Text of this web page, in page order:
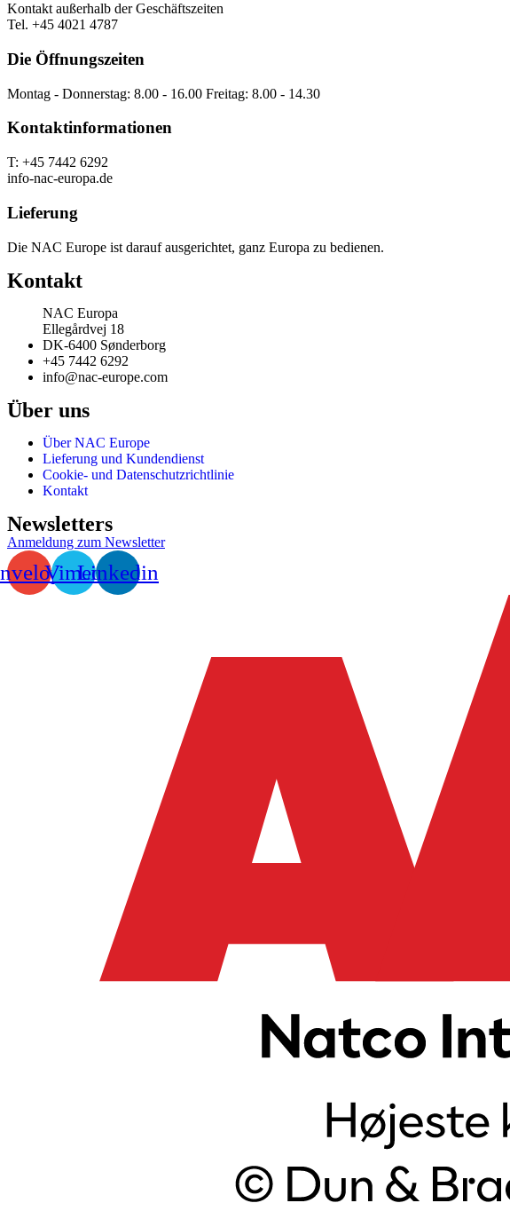
Kontakt außerhalb der Geschäftszeiten
Tel. +45 4021 4787
Die Öffnungszeiten
Montag - Donnerstag: 8.00 - 16.00 Freitag: 8.00 - 14.30
Kontaktinformationen
T: +45 7442 6292
info-nac-europa.de
Lieferung
Die NAC Europe ist darauf ausgerichtet, ganz Europa zu bedienen.
Kontakt
NAC Europa
Ellegårdvej 18
DK-6400 Sønderborg
+45 7442 6292
info@nac-europe.com
Über uns
Über NAC Europe
Lieferung und Kundendienst
Cookie- und Datenschutzrichtlinie
Kontakt
Newsletters
Anmeldung zum Newsletter
VimeoLinkedin